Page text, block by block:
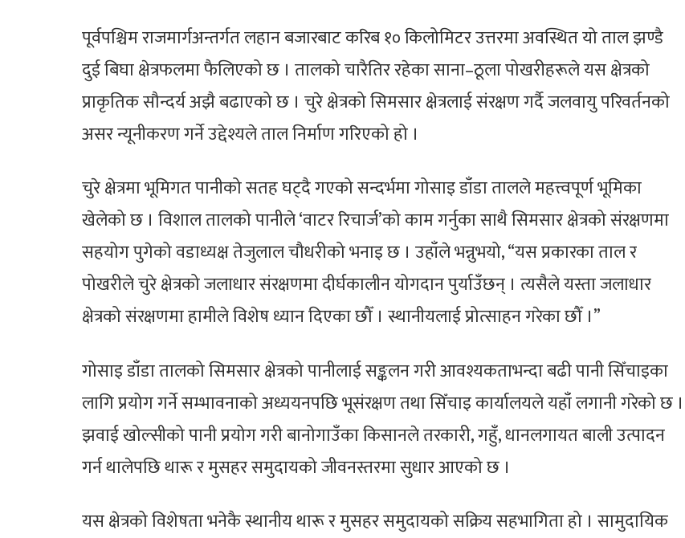
पूर्वपश्चिम राजमार्गअन्तर्गत लहान बजारबाट करिब १० किलोमिटर उत्तरमा अवस्थित यो ताल झण्डै
दुई बिघा क्षेत्रफलमा फैलिएको छ । तालको चारैतिर रहेका साना–ठूला पोखरीहरूले यस क्षेत्रको
प्राकृतिक सौन्दर्य अझै बढाएको छ । चुरे क्षेत्रको सिमसार क्षेत्रलाई संरक्षण गर्दै जलवायु परिवर्तनको
असर न्यूनीकरण गर्ने उद्देश्यले ताल निर्माण गरिएको हो ।
चुरे क्षेत्रमा भूमिगत पानीको सतह घट्दै गएको सन्दर्भमा गोसाइ डाँडा तालले महत्त्वपूर्ण भूमिका
खेलेको छ । विशाल तालको पानीले ‘वाटर रिचार्ज’को काम गर्नुका साथै सिमसार क्षेत्रको संरक्षणमा
सहयोग पुगेको वडाध्यक्ष तेजुलाल चौधरीको भनाइ छ । उहाँले भन्नुभयो, “यस प्रकारका ताल र
पोखरीले चुरे क्षेत्रको जलाधार संरक्षणमा दीर्घकालीन योगदान पुर्याउँछन् । त्यसैले यस्ता जलाधार
क्षेत्रको संरक्षणमा हामीले विशेष ध्यान दिएका छौँ । स्थानीयलाई प्रोत्साहन गरेका छौँ ।”
गोसाइ डाँडा तालको सिमसार क्षेत्रको पानीलाई सङ्कलन गरी आवश्यकताभन्दा बढी पानी सिँचाइका
लागि प्रयोग गर्ने सम्भावनाको अध्ययनपछि भूसंरक्षण तथा सिँचाइ कार्यालयले यहाँ लगानी गरेको छ ।
झवाई खोल्सीको पानी प्रयोग गरी बानोगाउँका किसानले तरकारी, गहुँ, धानलगायत बाली उत्पादन
गर्न थालेपछि थारू र मुसहर समुदायको जीवनस्तरमा सुधार आएको छ ।
यस क्षेत्रको विशेषता भनेकै स्थानीय थारू र मुसहर समुदायको सक्रिय सहभागिता हो । सामुदायिक